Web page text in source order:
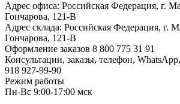
Адрес офиса: Российская Федерация, г.
Гончарова, 121-В
Адрес склада: Российская Федерация, г.
Гончарова, 121-В
Оформление заказов 8 800 775 31 91
Консультации, заказы, телефон,
918 927-99-90
Режим работы
Пн-Вс 9:00-17:00 мск